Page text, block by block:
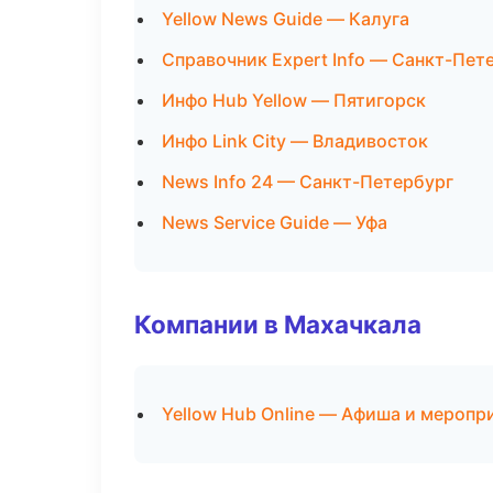
Yellow News Guide — Калуга
Справочник Expert Info — Санкт-
Инфо Hub Yellow — Пятигорск
Инфо Link City — Владивосток
News Info 24 — Санкт-Петербург
News Service Guide — Уфа
Компании в Махачкала
Yellow Hub Online — Афиша и